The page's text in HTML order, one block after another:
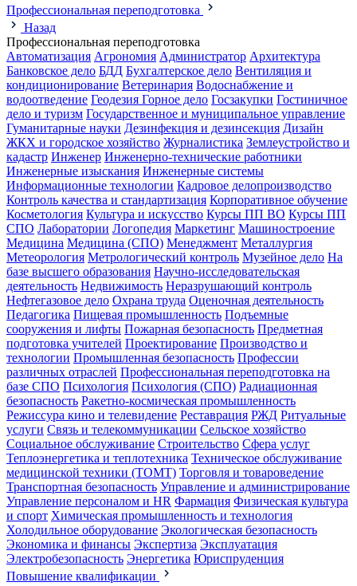
Профессиональная переподготовка
Назад
Профессиональная переподготовка
Автоматизация Агрономия Администратор Архитектура
Банковское дело БДД Бухгалтерское дело Вентиляция и
кондиционирование Ветеринария Водоснабжение и
водоотведение Геодезия Горное дело Госзакупки Гостиничное
дело и туризм Государственное и муниципальное управление
Гуманитарные науки Дезинфекция и дезинсекция Дизайн
ЖКХ и городское хозяйство Журналистика Землеустройство и
кадастр Инженер Инженерно-технические работники
Инженерные изыскания Инженерные системы
Информационные технологии Кадровое делопроизводство
Контроль качества и стандартизация Корпоративное обучение
Косметология Культура и искусство Курсы ПП ВО Курсы ПП
СПО Лаборатории Логопедия Маркетинг Машиностроение
Медицина Медицина (СПО) Менеджмент Металлургия
Метеорология Метрологический контроль Музейное дело На
базе высшего образования Научно-исследовательская
деятельность Недвижимость Неразрушающий контроль
Нефтегазовое дело Охрана труда Оценочная деятельность
Педагогика Пищевая промышленность Подъемные
сооружения и лифты Пожарная безопасность Предметная
подготовка учителей Проектирование Производство и
технологии Промышленная безопасность Профессии
различных отраслей Профессиональная переподготовка на
базе СПО Психология Психология (СПО) Радиационная
безопасность Ракетно-космическая промышленность
Режиссура кино и телевидение Реставрация РЖД Ритуальные
услуги Связь и телекоммуникации Сельское хозяйство
Социальное обслуживание Строительство Сфера услуг
Теплоэнергетика и теплотехника Техническое обслуживание
медицинской техники (ТОМТ) Торговля и товароведение
Транспортная безопасность Управление и администрирование
Управление персоналом и HR Фармация Физическая культура
и спорт Химическая промышленность и технология
Холодильное оборудование Экологическая безопасность
Экономика и финансы Экспертиза Эксплуатация
Электробезопасность Энергетика Юриспруденция
Повышение квалификации